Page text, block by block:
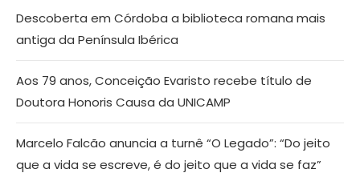
Descoberta em Córdoba a biblioteca romana mais
antiga da Península Ibérica
Aos 79 anos, Conceição Evaristo recebe título de
Doutora Honoris Causa da UNICAMP
Marcelo Falcão anuncia a turnê “O Legado”: “Do jeito
que a vida se escreve, é do jeito que a vida se faz”